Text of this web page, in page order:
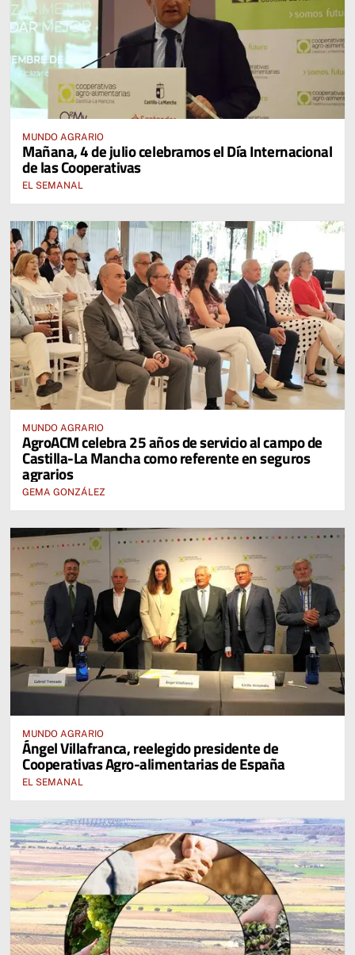
MUNDO AGRARIO
Mañana, 4 de julio celebramos el Día Internacional
de las Cooperativas
EL SEMANAL
MUNDO AGRARIO
AgroACM celebra 25 años de servicio al campo de
Castilla-La Mancha como referente en seguros
agrarios
GEMA GONZÁLEZ
MUNDO AGRARIO
Ángel Villafranca, reelegido presidente de
Cooperativas Agro-alimentarias de España
EL SEMANAL